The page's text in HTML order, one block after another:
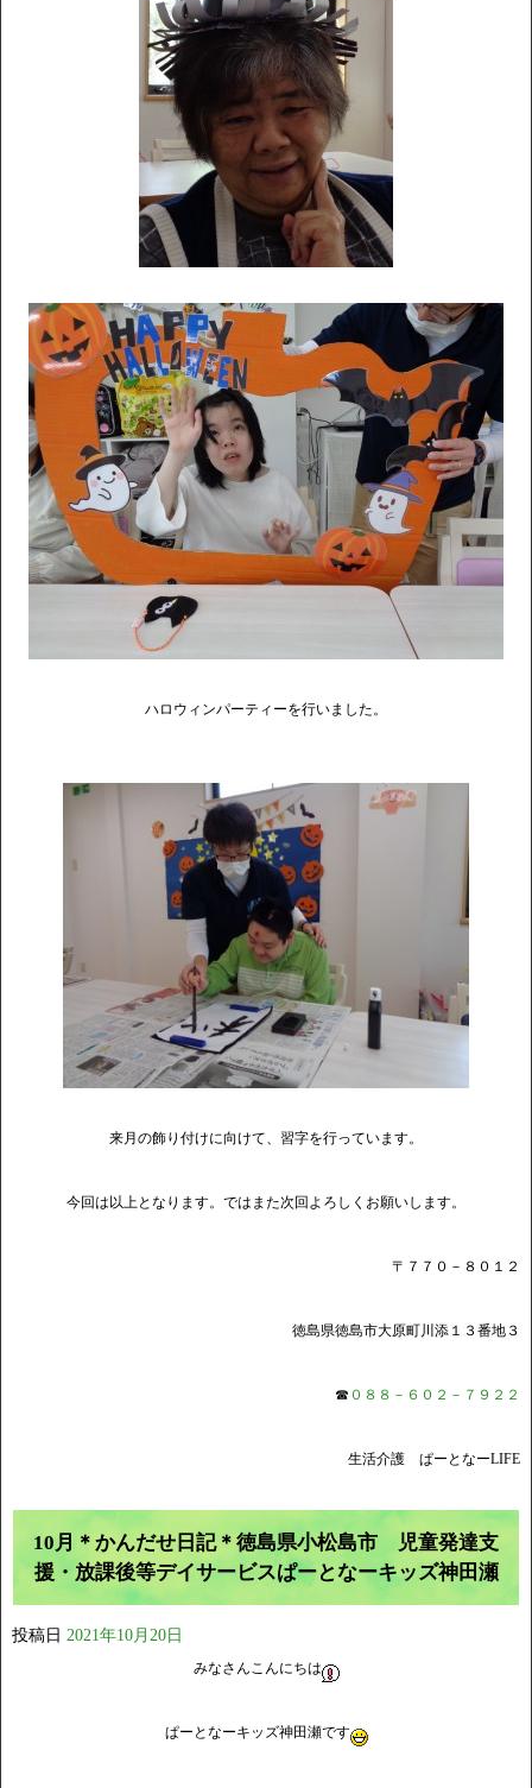
ハロウィンパーティーを行いました。
来月の飾り付けに向けて、習字を行っています。
今回は以上となります。ではまた次回よろしくお願いします。
〒７７０－８０１２
徳島県徳島市大原町川添１３番地３
☎ ０８８－６０２－７９２２
生活介護 ぱーとなーLIFE
10月＊かんだせ日記＊徳島県小松島市 児童発達支
援・放課後等デイサービスぱーとなーキッズ神田瀬
投稿日 2021年10月20日
みなさんこんにちは
ぱーとなーキッズ神田瀬です